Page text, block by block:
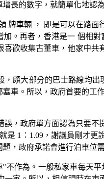
長的數字，就簡單化地認
牌車輛 ， 即是可以在路
。再者，香港是一 個相
歡收集古董車，他家中
頗大部分的巴士路線均
車。所以，政府首要的
，政府單方面認為只要
是 1：1.09，謝議員剛才
，政府承諾會進行泊車位
作為。一般私家車每天